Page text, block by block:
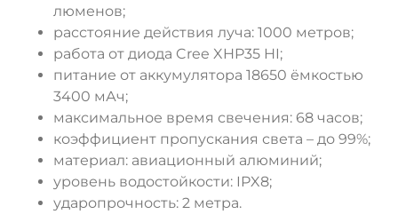
люменов;
расстояние действия луча: 1000 метров;
работа от диода Cree XHP35 HI;
питание от аккумулятора 18650 ёмкостью
3400 мАч;
максимальное время свечения: 68 часов;
коэффициент пропускания света – до 99%;
материал: авиационный алюминий;
уровень водостойкости: IPX8;
ударопрочность: 2 метра.